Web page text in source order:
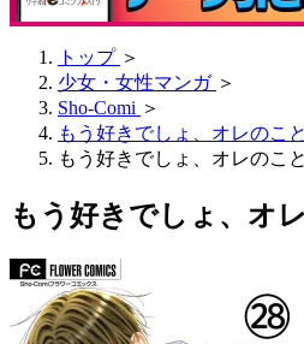
トップ ＞
少女・女性マンガ ＞
Sho-Comi ＞
もう好きでしょ、オレのこ
もう好きでしょ、オレのこ
もう好きでしょ、オ